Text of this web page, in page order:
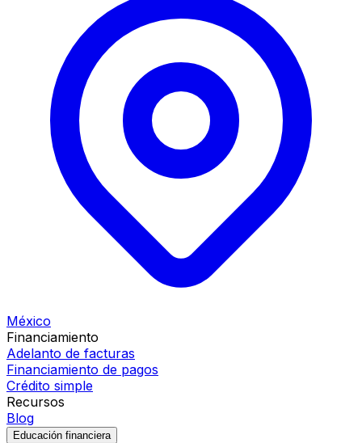
México
Financiamiento
Adelanto de facturas
Financiamiento de pagos
Crédito simple
Recursos
Blog
Educación financiera